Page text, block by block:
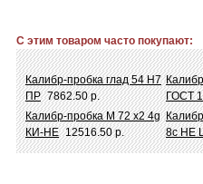
С этим товаром часто покупают:
Калибр-пробка глад 54 Н7
ПР 7862.50 р.
ГОСТ
Калибр-пробка М 72 х2 4g
КИ-НЕ 12516.50 р.
8c НЕ